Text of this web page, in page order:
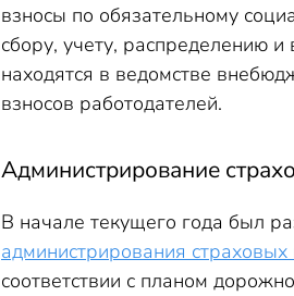
Штрафы по страховым
Переходные положения:
взносы по обязательному
сбору, учету, распределению
находятся в ведомстве
взносов работодателей.
Администрирование
В начале текущего года был
администрирования страховых
соответствии с планом